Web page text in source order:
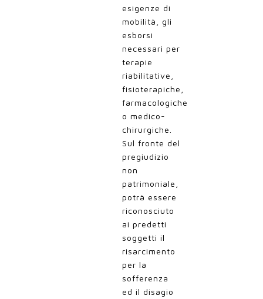
esigenze di
mobilità, gli
esborsi
necessari per
terapie
riabilitative,
fisioterapiche,
farmacologiche
o medico-
chirurgiche.
Sul fronte del
pregiudizio
non
patrimoniale,
potrà essere
riconosciuto
ai predetti
soggetti il
risarcimento
per la
sofferenza
ed il disagio